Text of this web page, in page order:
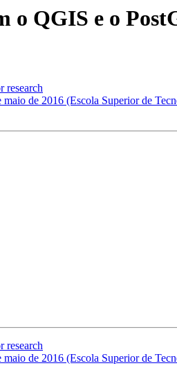
o QGIS e o
research
de 2016 (Escola Superior de
research
de 2016 (Escola Superior de